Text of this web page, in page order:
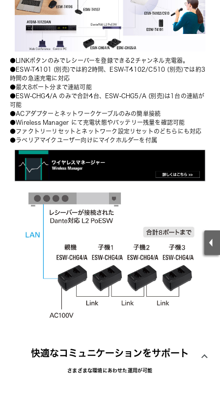
●LINKボタンのみでレシーバーを登録できる2チャンネル充電器。
●ESW-T4101 (別売)では約2時間、 ESW-T4102/C510 (別売)では約3
時間の急速充電に対応
●最大8ポート分まで連結可能
●ESW-CHG4/A のみで合計4台、
ESW-CHG5/A (別売)は1台の連結が
可能
●ACアダプターとネットワークケーブルのみの簡単接続
●Wireless Manager にて充電状態やバッテリー残量を確認可能
●ファクトリーリセットとネットワーク設定リセットのどちらにも対応
●ラべリアマイクユーザー向けにマイクホルダーを付属
快適なコミュニケーションをサポート
さまざまな環境にあわせた運用が可能